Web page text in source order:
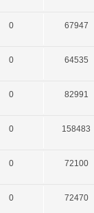
0 67947
0 64535
0 82991
0 158483
0 72100
0 72470